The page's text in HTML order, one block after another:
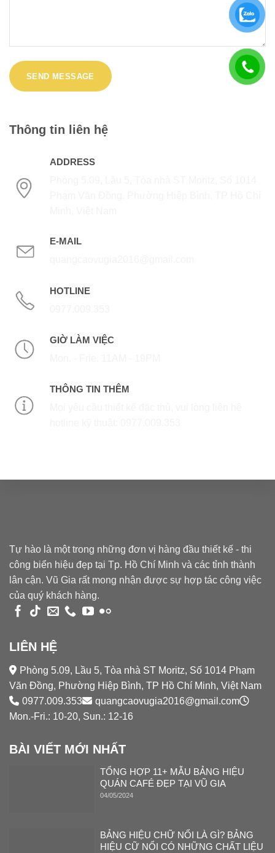
Thông tin liên hệ
ADDRESS
E-MAIL
HOTLINE
GIỜ LÀM VIỆC
THÔNG TIN THÊM
Tự hào là một trong những đơn vị hàng đầu thiết kế - thi
công biển hiệu đẹp tại Tp. Hồ Chí Minh và các tỉnh thành
lân cận. Vũ Gia rất mong nhận được sự hợp tác công việc
của quý khách hàng.
LIÊN HỆ
Phòng 5.09, Lầu 5, Tòa nhà ST Moritz, Số 1014 Phạm
Văn Đồng, Phường Hiệp Bình, TP Hồ Chí Minh, Việt Nam
0977.009.353
quangcaovugia2016@gmail.com
Mon.-Fri.: 10-20, Sun.: 12-16
BÀI VIẾT MỚI NHẤT
TỔNG HỢP 11+ MẪU BẢNG HIỆU
QUÁN CAFÉ ĐẸP TẠI VŨ GIA
04/05/2024
BẢNG HIỆU CHỮ NỔI LÀ GÌ? BẢNG
HIỆU CỮ NỔI CÓ NHỮNG CHẤT LIỆU